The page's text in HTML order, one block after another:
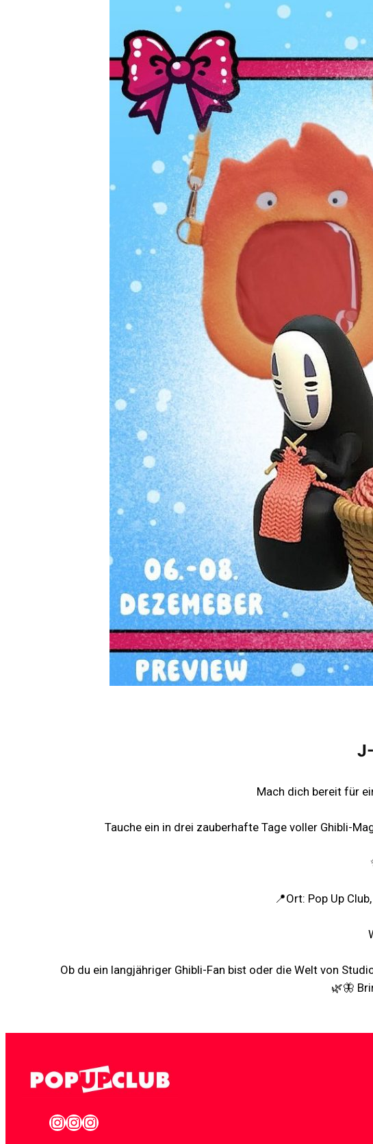
Mach dich bereit für
Tauche ein in drei zauberhafte Tage voller Ghibli-
📍Ort: Pop Up
Ob du ein langjähriger Ghibli-Fan bist oder die Welt von
🌿🦋